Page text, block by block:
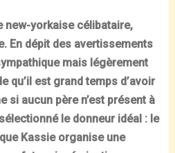
new-yorkaise célibataire,
En dépit des avertissements
mais légèrement
qu’il est grand temps d’avoir
si aucun père n’est présent à
le donneur idéal : le
Kassie organise une